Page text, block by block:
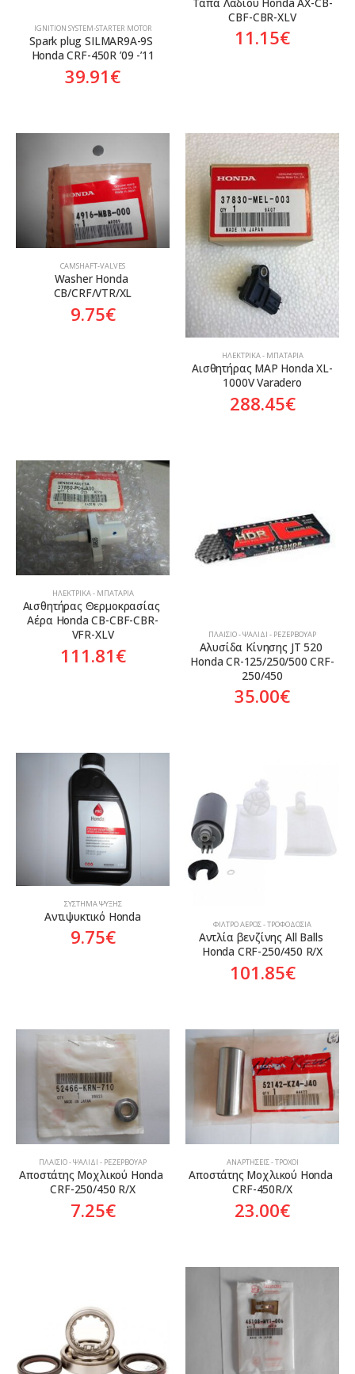
ΙGNITION SYSTEM-STARTER MOTOR
Spark plug SILMAR9A-9S
Honda CRF-450R ’09 -’11
39.91€
CBF-CBR-XLV
11.15€
CAMSHAFT-VALVES
Washer Honda
CB/CRF/VTR/XL
9.75€
ΗΛΕΚΤΡΙΚΆ - ΜΠΑΤΑΡΊΑ
Αισθητήρας MAP Honda XL-
1000V Varadero
288.45€
ΗΛΕΚΤΡΙΚΆ - ΜΠΑΤΑΡΊΑ
Αισθητήρας Θερμοκρασίας
Αέρα Honda CB-CBF-CBR-
VFR-XLV
111.81€
ΠΛΑΊΣΙΟ - ΨΑΛΊΔΙ - ΡΕΖΕΡΒΟΥΆΡ
Αλυσίδα Κίνησης JT 520
Honda CR-125/250/500 CRF-
250/450
35.00€
ΣΎΣΤΗΜΑ ΨΎΞΗΣ
Αντιψυκτικό Honda
9.75€
ΦΊΛΤΡΟ ΑΈΡΟΣ - ΤΡΟΦΟΔΟΣΊΑ
Αντλία βενζίνης All Balls
Honda CRF-250/450 R/X
101.85€
ΠΛΑΊΣΙΟ - ΨΑΛΊΔΙ - ΡΕΖΕΡΒΟΥΆΡ
Αποστάτης Μοχλικού Honda
CRF-250/450 R/X
7.25€
ΑΝΑΡΤΉΣΕΙΣ - ΤΡΟΧΟΊ
Αποστάτης Μοχλικού Honda
CRF-450R/X
23.00€